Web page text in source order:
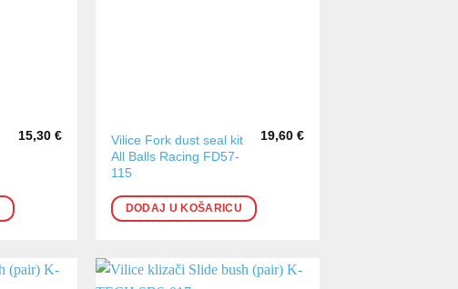
15,30 €
Vilice Fork dust seal kit
All Balls Racing FD57-
115
19,60 €
DODAJ U KOŠARICU